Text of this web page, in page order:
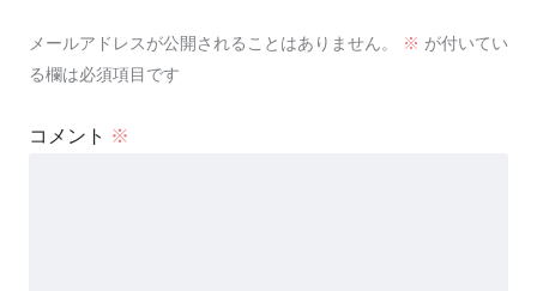
メールアドレスが公開されることはありません。 ※ が付いてい
る欄は必須項目です
コメント ※